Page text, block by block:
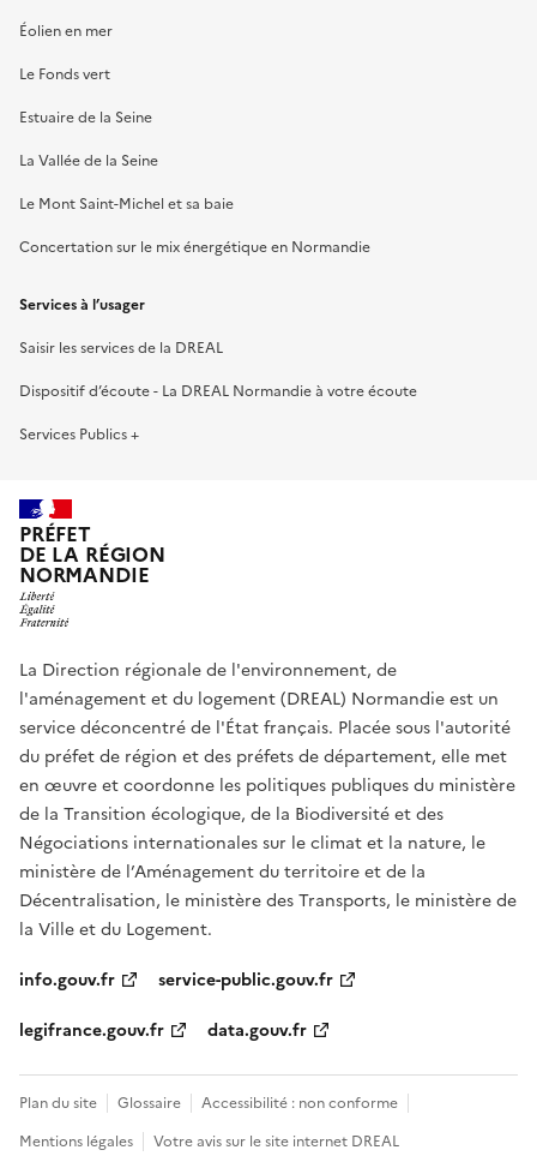
Éolien en mer
Le Fonds vert
Estuaire de la Seine
La Vallée de la Seine
Le Mont Saint-Michel et sa baie
Concertation sur le mix énergétique en Normandie
Services à l’usager
Saisir les services de la DREAL
Dispositif d’écoute - La DREAL Normandie à votre écoute
Services Publics +
PRÉFET
DE LA RÉGION
NORMANDIE
La Direction régionale de l'environnement, de
l'aménagement et du logement (DREAL) Normandie est un
service déconcentré de l'État français. Placée sous l'autorité
du préfet de région et des préfets de département, elle met
en œuvre et coordonne les politiques publiques du ministère
de la Transition écologique, de la Biodiversité et des
Négociations internationales sur le climat et la nature, le
ministère de l’Aménagement du territoire et de la
Décentralisation, le ministère des Transports, le ministère de
la Ville et du Logement.
info.gouv.fr
service-public.gouv.fr
legifrance.gouv.fr
data.gouv.fr
Plan du site Glossaire
Accessibilité : non conforme
Mentions légales
Votre avis sur le site internet DREAL